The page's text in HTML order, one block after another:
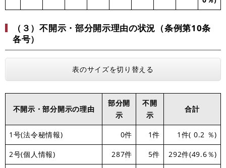
（３）不開示・部分開示理由の状況（条例第10条
各号）
表のサイズを切り替える
不開示・部分開示の理由
部分開
示
不開
示
合計
1号(法令秘情報) 0件 1件 1件( 0.2 ％)
2号(個人情報) 287件 5件 292件(49.6％)